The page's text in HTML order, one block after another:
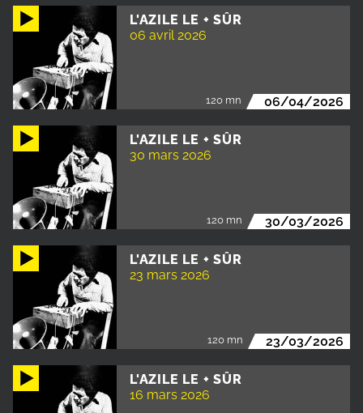
L'AZILE LE + SÛR
06 avril 2026
120 mn 06/04/2026
L'AZILE LE + SÛR
30 mars 2026
120 mn 30/03/2026
L'AZILE LE + SÛR
23 mars 2026
120 mn 23/03/2026
L'AZILE LE + SÛR
16 mars 2026